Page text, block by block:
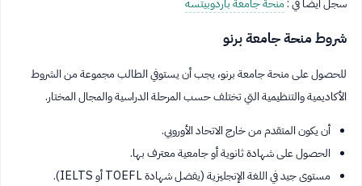
شروط منحة جامعة برنو
للحصول على منحة جامعة برنو، يجب أن يستوفي الطالب مجموعة من الشروط
الأكاديمية والتنظيمية التي تختلف حسب المرحلة الدراسية والمجال المختار.
أن يكون المتقدم من خارج الاتحاد الأوروبي.
الحصول على شهادة ثانوية أو جامعية معترف بها.
مستوى جيد في اللغة الإنجليزية (يفضل شهادة TOEFL أو IELTS).